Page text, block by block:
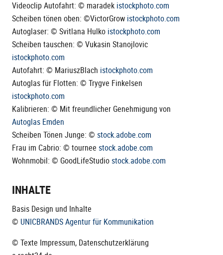
Videoclip Autofahrt: © maradek istockphoto.com
Scheiben tönen oben: ©VictorGrow istockphoto.com
Autoglaser: © Svitlana Hulko istockphoto.com
Scheiben tauschen: © Vukasin Stanojlovic
istockphoto.com
Autofahrt: © MariuszBlach istockphoto.com
Autoglas für Flotten: © Trygve Finkelsen
istockphoto.com
Kalibrieren: © Mit freundlicher Genehmigung von
Autoglas Emden
Scheiben Tönen Junge: © stock.adobe.com
Frau im Cabrio: © tournee stock.adobe.com
Wohnmobil: © GoodLifeStudio stock.adobe.com
INHALTE
Basis Design und Inhalte
© UNICBRANDS Agentur für Kommunikation
© Texte Impressum, Datenschutzerklärung